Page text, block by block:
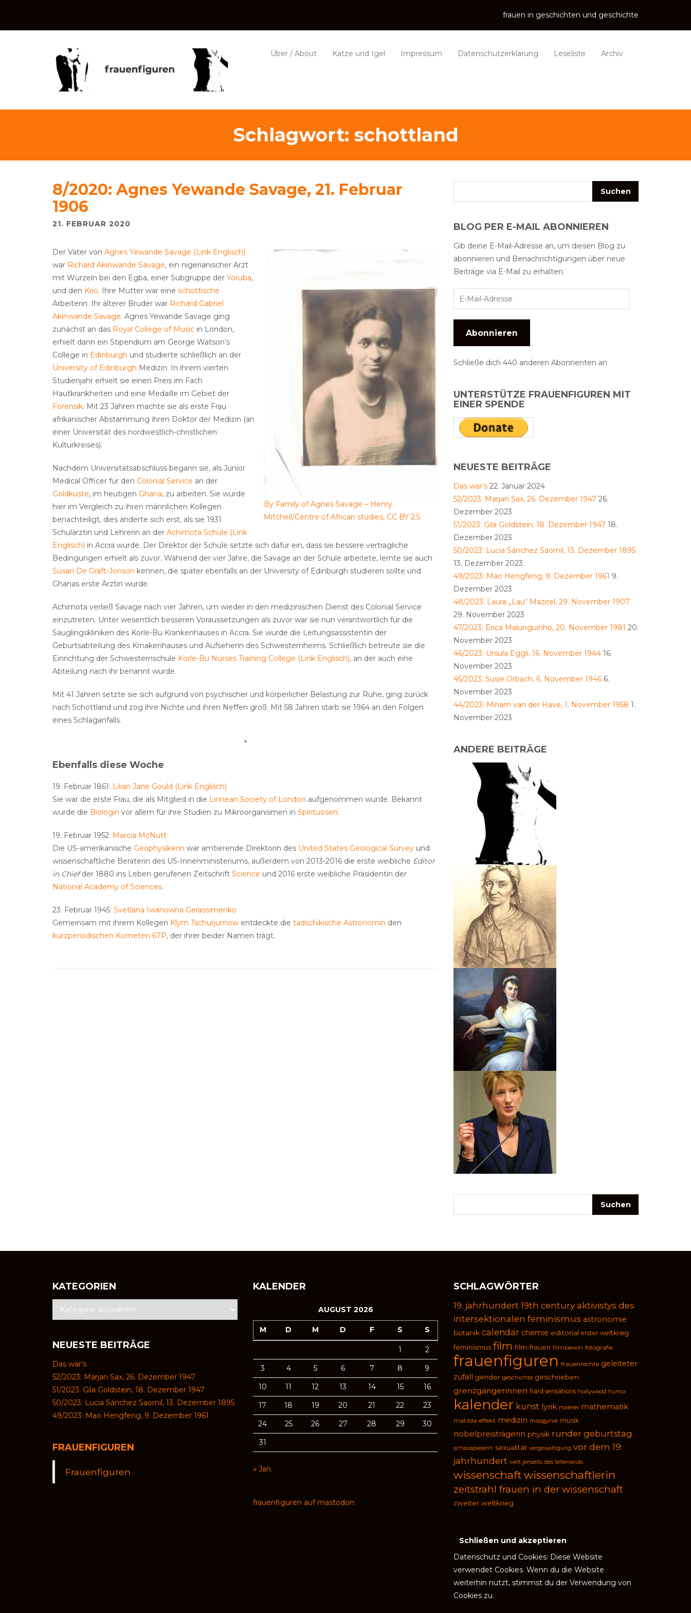
frauen in geschichten und geschichte
Über / About Katze und Igel Impressum Datenschutzerklärung Leseliste Archiv
Schlagwort: schottland
8/2020: Agnes Yewande Savage, 21. Februar
1906
21. FEBRUAR 2020
By Family of Agnes Savage – Henry
Mitchell/Centre of African studies, CC BY 2.5
Der Vater von Agnes Yewande Savage (Link Englisch)
war Richard Akinwande Savage, ein nigerianischer Arzt
mit Wurzeln bei den Egba, einer Subgruppe der Yoruba,
und den Krio. Ihre Mutter war eine schottische
Arbeiterin. Ihr älterer Bruder war Richard Gabriel
Akinwande Savage. Agnes Yewande Savage ging
zunächst an das Royal College of Music in London,
erhielt dann ein Stipendium am George Watson’s
College in Edinburgh und studierte schließlich an der
University of Edinburgh Medizin. In ihrem vierten
Studienjahr erhielt sie einen Preis im Fach
Hautkrankheiten und eine Medaille im Gebiet der
Forensik. Mit 23 Jahren machte sie als erste Frau
afrikanischer Abstammung ihren Doktor der Medizin (an
einer Universität des nordwestlich-christlichen
Kulturkreises).
Nachdem Universitätsabschluss begann sie, als Junior
Medical Officer für den Colonial Service an der
Goldküste, im heutigen Ghana, zu arbeiten. Sie wurde
hier im Vergleich zu ihren männlichen Kollegen
benachteiligt, dies änderte sich erst, als sie 1931
Schulärztin und Lehrerin an der Achimota Schule (Link
Englisch) in Accra wurde. Der Direktor der Schule setzte sich dafür ein, dass sie bessere vertragliche
Bedingungen erhielt als zuvor. Während der vier Jahre, die Savage an der Schule arbeitete, lernte sie auch
Susan De Graft-Jonson kennen, die später ebenfalls an der University of Edinburgh studieren sollte und
Ghanas erste Ärztin wurde.
Achimota verließ Savage nach vier Jahren, um wieder in den medizinischen Dienst des Colonial Service
einzutreten. Unter wesentlich besseren Voraussetzungen als zuvor war sie nun verantwortlich für die
Säuglingskliniken des Korle-Bu Krankenhauses in Accra. Sie wurde die Leitungsassistentin der
Geburtsabteilung des Krnakenhauses und Aufseherin des Schwesternheims. Schließlich betreute sie die
Einrichtung der Schwesternschule Korle-Bu Nurses Training College (Link Englisch), an der auch eine
Abteilung nach ihr benannt wurde.
Mit 41 Jahren setzte sie sich aufgrund von psychischer und körperlicher Belastung zur Ruhe, ging zurück
nach Schottland und zog ihre Nichte und ihren Neffen groß. Mit 58 Jahren starb sie 1964 an den Folgen
eines Schlaganfalls.
*
Ebenfalls diese Woche
19. Februar 1861: Lilian Jane Gould (Link Englisch)
Sie war die erste Frau, die als Mitglied in die Linnean Society of London aufgenommen wurde. Bekannt
wurde die Biologin vor allem für ihre Studien zu Mikroorganismen in Spirituosen.
19. Februar 1952: Marcia McNutt
Die US-amerikanische Geophysikerin war amtierende Direktorin des United States Geological Survey und
wissenschaftliche Beraterin des US-Innenministeriums, außerdem von 2013-2016 die erste weibliche Editor
in Chiefder 1880 ins Leben gerufenen Zeitschrift Science und 2016 erste weibliche Präsidentin der
National Academy of Sciences.
23. Februar 1945: Svetlana Iwanowna Gerassimenko
Gemeinsam mit ihrem Kollegen Klym Tschurjumow entdeckte die tadschikische Astronomin den
kurzperiodischen Kometen 67P, der ihrer beider Namen trägt.
BLOG PER E-MAIL ABONNIEREN
Gib deine E-Mail-Adresse an, um diesen Blog zu
abonnieren und Benachrichtigungen über neue
Beiträge via E-Mail zu erhalten.
Abonnieren
Schließe dich 440 anderen Abonnenten an
UNTERSTÜTZE FRAUENFIGUREN MIT
EINER SPENDE
NEUESTE BEITRÄGE
Das war’s 22. Januar 2024
52/2023: Marjan Sax, 26. Dezember 1947 26.
Dezember 2023
51/2023: Gila Goldstein, 18. Dezember 1947 18.
Dezember 2023
50/2023: Lucia Sánchez Saornil, 13. Dezember 1895
13. Dezember 2023
49/2023: Mao Hengfeng, 9. Dezember 1961 9.
Dezember 2023
48/2023: Laura „Lau“ Mazirel, 29. November 1907
29. November 2023
47/2023: Erica Malunguinho, 20. November 1981 20.
November 2023
46/2023: Ursula Eggli, 16. November 1944 16.
November 2023
45/2023: Susie Orbach, 6. November 1946 6.
November 2023
44/2023: Miriam van der Have, 1. November 1958 1.
November 2023
ANDERE BEITRÄGE
KATEGORIEN
NEUESTE BEITRÄGE
Das war’s
52/2023: Marjan Sax, 26. Dezember 1947
51/2023: Gila Goldstein, 18. Dezember 1947
50/2023: Lucia Sánchez Saornil, 13. Dezember 1895
49/2023: Mao Hengfeng, 9. Dezember 1961
FRAUENFIGUREN
Frauenfiguren
KALENDER
AUGUST 2026
M D M D F S S
1
2
3
4 5 6 7 8
9
10
11 12 13 14 15
16
17
18 19 20 21 22
23
24
25 26 27 28 29
30
31
« Jan.
frauenfiguren auf mastodon
SCHLAGWÖRTER
19. jahrhundert 19th century aktivistys des
intersektionalen feminismus astronomie
botanik calendar chemie editorial erster weltkrieg
feminismus film film-frauen filmloewin fotografie
frauenfiguren frauenrechte geleiteter
zufall
gender geschichte geschrieben
grenzgängerinnen hard sensations hollywood humor
kalender kunst lyrik malerei mathematik
matilda-effekt medizin misogynie musik
nobelpreisträgerin physik runder geburtstag
schauspielerin sexualität vergewaltigung vor dem 19.
jahrhundert welt jenseits des tellerrands
wissenschaft wissenschaftlerin
zeitstrahl frauen in der wissenschaft
zweiter weltkrieg
Datenschutz und Cookies: Diese Website
verwendet Cookies. Wenn du die Website
weiterhin nutzt, stimmst du der Verwendung von
Cookies zu.